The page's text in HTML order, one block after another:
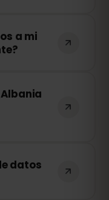
recargar
de
a mi
de
a tu
y
datos